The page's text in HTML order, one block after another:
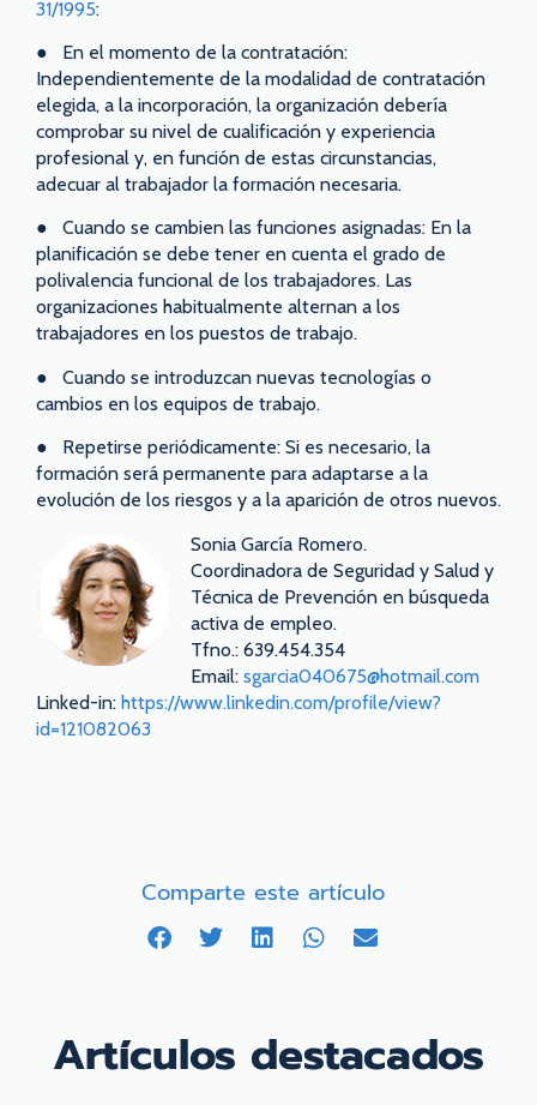
31/1995:
● En el momento de la contratación:
Independientemente de la modalidad de contratación
elegida, a la incorporación, la organización debería
comprobar su nivel de cualificación y experiencia
profesional y, en función de estas circunstancias,
adecuar al trabajador la formación necesaria.
● Cuando se cambien las funciones asignadas: En la
planificación se debe tener en cuenta el grado de
polivalencia funcional de los trabajadores. Las
organizaciones habitualmente alternan a los
trabajadores en los puestos de trabajo.
● Cuando se introduzcan nuevas tecnologías o
cambios en los equipos de trabajo.
● Repetirse periódicamente: Si es necesario, la
formación será permanente para adaptarse a la
evolución de los riesgos y a la aparición de otros nuevos.
Sonia García Romero.
Coordinadora de Seguridad y Salud y
Técnica de Prevención en búsqueda
activa de empleo.
Tfno.: 639.454.354
Email: sgarcia040675@hotmail.com
Linked-in: https://www.linkedin.com/profile/view?
id=121082063
Comparte este artículo
Artículos destacados